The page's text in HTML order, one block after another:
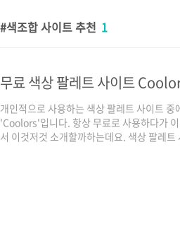
색조합 사이트 추천 1
무료 색상 팔레트 사이트
개인적으로 사용하는 색상 팔레트 사이트
'Coolors'입니다. 항상 무료로 사용하다가
서 이것저것 소개할까하는데요. 색상 팔레